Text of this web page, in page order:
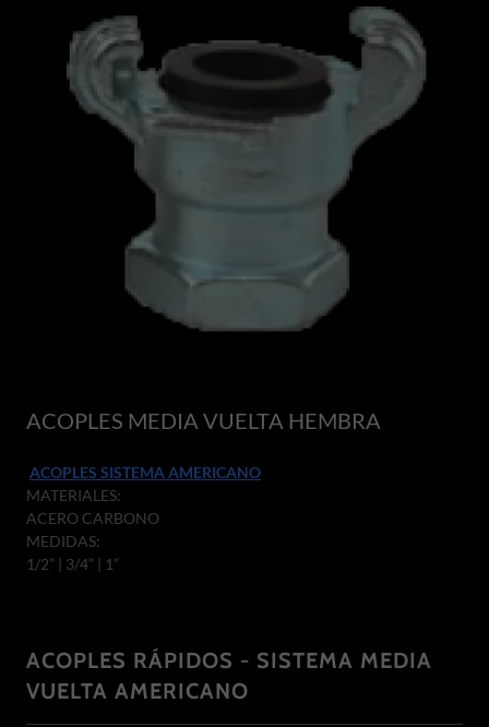
ACOPLES MEDIA VUELTA HEMBRA
ACOPLES SISTEMA AMERICANO
MATERIALES:
ACERO CARBONO
MEDIDAS:
1/2” | 3/4” | 1”
ACOPLES RÁPIDOS - SISTEMA MEDIA
VUELTA AMERICANO